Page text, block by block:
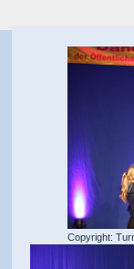
Copyright: